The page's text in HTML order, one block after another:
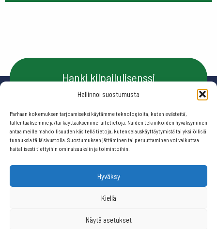
Hallinnoi suostumusta
Parhaan kokemuksen tarjoamiseksi käytämme teknologioita, kuten evästeitä,
tallentaaksemme ja/tai käyttääksemme laitetietoja. Näiden tekniikoiden hyväksyminen
antaa meille mahdollisuuden käsitellä tietoja, kuten selauskäyttäytymistä tai yksilöllisiä
tunnuksia tällä sivustolla. Suostumuksen jättäminen tai peruuttaminen voi vaikuttaa
haitallisesti tiettyihin ominaisuuksiin ja toimintoihin.
Hyväksy
Kiellä
Näytä asetukset
Hanki kilpailulisenssi
Ota yhteyttä
Seuraa meitä:
© 2026 Suomen frisbeegolfliitto.
Website by506 ikkunaa